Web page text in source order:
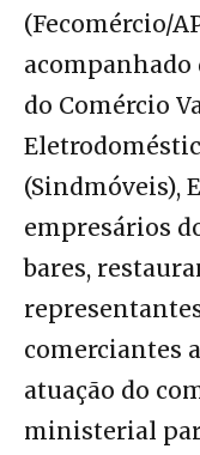
(Fecomércio/
acompanhado
do Comércio
(Sindmóveis),
empresários
bares,
comerciantes
atuação do
ministerial